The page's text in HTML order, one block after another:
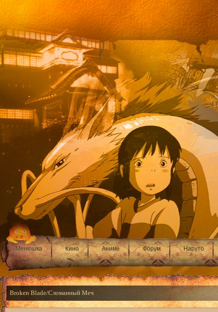
Менюшка Кино Аниме Форум Наруто
Broken Blade/Сломанный Меч